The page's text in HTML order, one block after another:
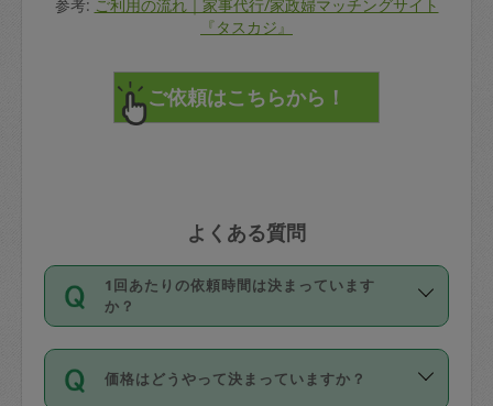
参考: ご利用の流れ｜家事代行/家政婦マッチングサイト
『タスカジ』
よくある質問
1回あたりの依頼時間は決まっています
か？
依頼1回につき3時間固定です。3時間を
超えて依頼したい場合は、延長機能をご
価格はどうやって決まっていますか？